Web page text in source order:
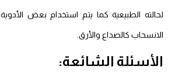
لحالته الطبيعية كما يتم استخدام بعض
الانسحاب كالصداع والأرق.
الأسئلة الشائعة: